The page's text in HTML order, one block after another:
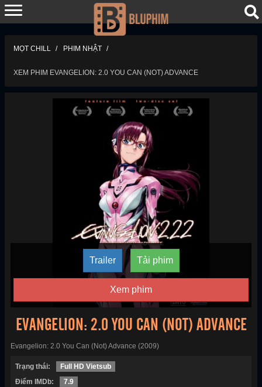
MỌT CHILL PHIM NHẬT
XEM PHIM EVANGELION: 2.0 YOU CAN (NOT) ADVANCE
Trailer Tải phim
Xem phim
EVANGELION: 2.0 YOU CAN (NOT) ADVANCE
Evangelion: 2.0 You Can (Not) Advance (2009)
Trạng thái:
Full HD Vietsub
Điểm IMDb:
7.9